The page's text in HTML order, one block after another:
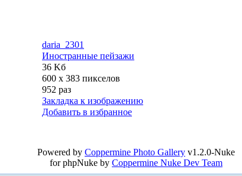
daria_2301
Иностранные пейзажи
36 Kб
600 x 383 пикселов
952 раз
Закладка к изображению
Добавить в избранное
Powered by Coppermine Photo Gallery v1.2.0-Nuke
for phpNuke by Coppermine Nuke Dev Team